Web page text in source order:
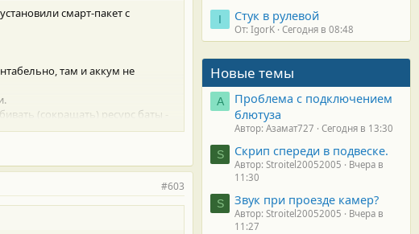
смарт-пакет с
там и аккум не
(сокращать) ресурс баты -
завлекашки маркетологов.
мощных зарядках на
подохла. А по сему наш выбор
токами разряда, и
и ВАХ в батах. (ВАХ -
#603
I Стук в рулевой
От: IgorK Сегодня в 08:48
Новые темы
А
Проблема с подключением
блютуза
Автор: Азамат727 Сегодня в 13:30
S Скрип спереди в подвеске.
Автор: Stroitel20052005
Вчера в
11:30
S Звук при проезде камер?
Автор: Stroitel20052005
Вчера в
11:27